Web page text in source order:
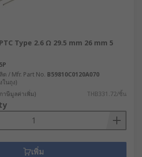
Type 2.6 Ω 29.5 mm 26 mm 5
/ Mfr. Part No. B59810C0120A070
นถุง)
าษีมูลค่าเพิ่ม) THB331.72/ชิ้น
เพิ่ม